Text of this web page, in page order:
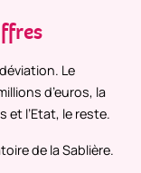
Le
d’euros, la
et l’Etat, le reste.
de la Sablière.